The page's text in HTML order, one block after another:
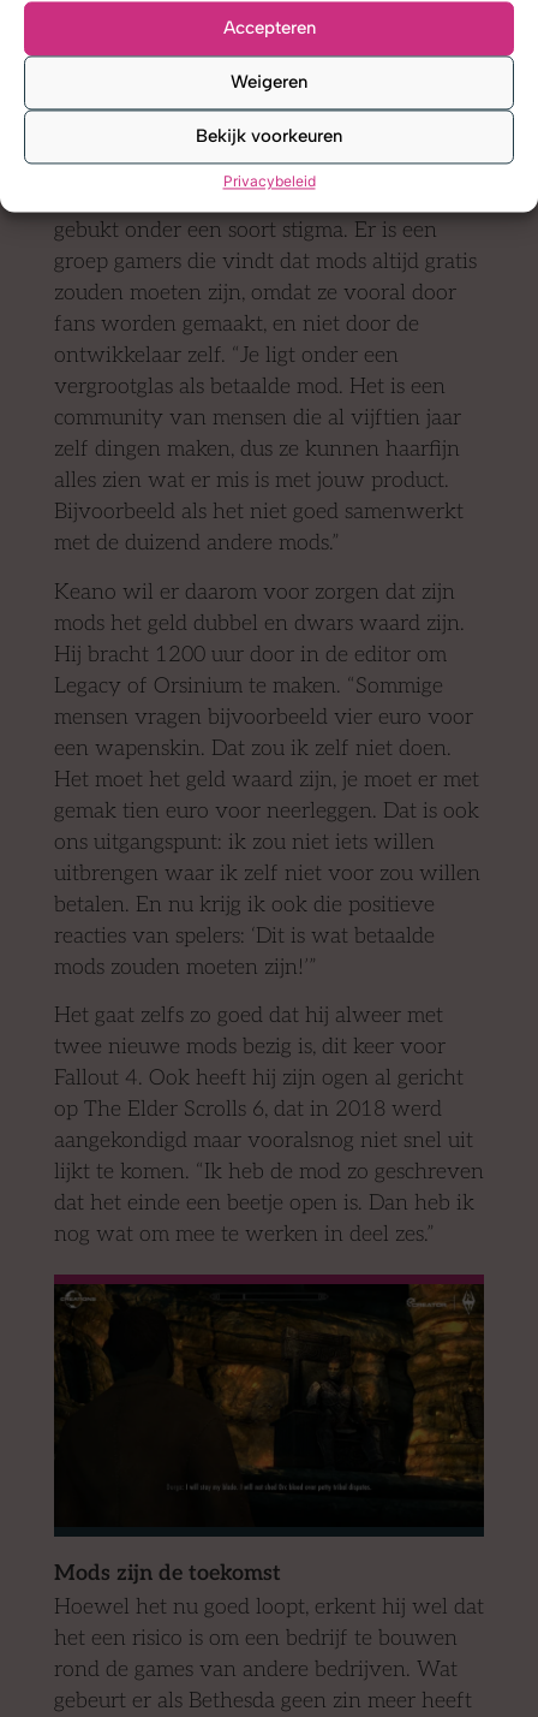
Accepteren
Weigeren
Bekijk voorkeuren
Privacybeleid
Die positieve reacties zijn niet
gebukt onder een soort stigma. Er is een
groep gamers die vindt dat mods altijd gratis
zouden moeten zijn, omdat ze vooral door
fans worden gemaakt, en niet door de
ontwikkelaar zelf. “Je ligt onder een
vergrootglas als betaalde mod. Het is een
community van mensen die al vijftien jaar
zelf dingen maken, dus ze kunnen haarfijn
alles zien wat er mis is met jouw product.
Bijvoorbeeld als het niet goed samenwerkt
met de duizend andere mods.”
Keano wil er daarom voor zorgen dat zijn
mods het geld dubbel en dwars waard zijn.
Hij bracht 1200 uur door in de editor om
Legacy of Orsinium te maken. “Sommige
mensen vragen bijvoorbeeld vier euro voor
een wapenskin. Dat zou ik zelf niet doen.
Het moet het geld waard zijn, je moet er met
gemak tien euro voor neerleggen. Dat is ook
ons uitgangspunt: ik zou niet iets willen
uitbrengen waar ik zelf niet voor zou willen
betalen. En nu krijg ik ook die positieve
reacties van spelers: ‘Dit is wat betaalde
mods zouden moeten zijn!’”
Het gaat zelfs zo goed dat hij alweer met
twee nieuwe mods bezig is, dit keer voor
Fallout 4. Ook heeft hij zijn ogen al gericht
op The Elder Scrolls 6, dat in 2018 werd
aangekondigd maar vooralsnog niet snel uit
lijkt te komen. “Ik heb de mod zo geschreven
dat het einde een beetje open is. Dan heb ik
nog wat om mee te werken in deel zes.”
Mods zijn de toekomst
Hoewel het nu goed loopt, erkent hij wel dat
het een risico is om een bedrijf te bouwen
rond de games van andere bedrijven. Wat
gebeurt er als Bethesda geen zin meer heeft